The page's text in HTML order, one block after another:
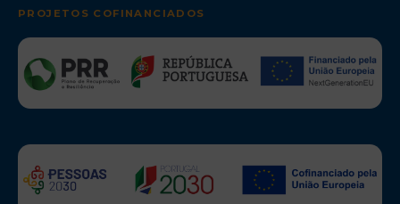
PROJETOS COFINANCIADOS